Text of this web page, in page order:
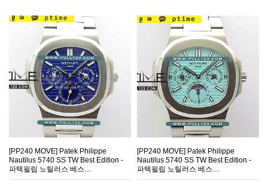
[PP240 MOVE] Patek Philippe
Nautilus 5740 SS TW Best Edition -
파텍필립 노틸러스 베스…
[PP240 MOVE] Patek Philippe
Nautilus 5740 SS TW Best Edition -
파텍필립 노틸러스 베스…